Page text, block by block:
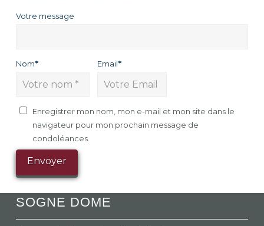
Votre message
Nom* Email*
Enregistrer mon nom, mon e-mail et mon site dans le
navigateur pour mon prochain message de
condoléances.
SOGNE DOME